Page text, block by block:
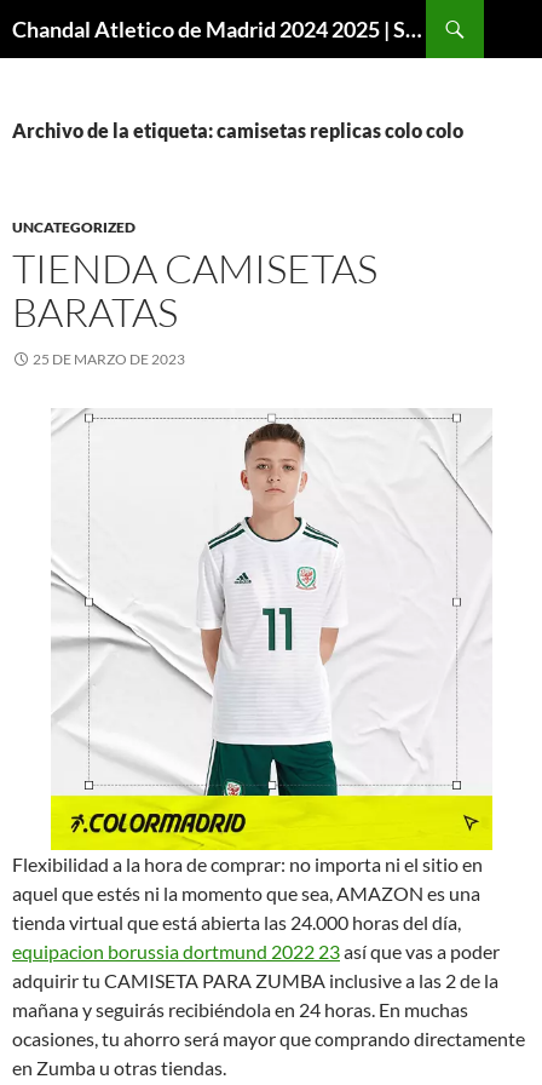
Chandal Atletico de Madrid 2024 2025 | SuperVigo
Archivo de la etiqueta: camisetas replicas colo colo
UNCATEGORIZED
TIENDA CAMISETAS
BARATAS
25 DE MARZO DE 2023
Flexibilidad a la hora de comprar: no importa ni el sitio en
aquel que estés ni la momento que sea, AMAZON es una
tienda virtual que está abierta las 24.000 horas del día,
equipacion borussia dortmund 2022 23así que vas a poder
adquirir tu CAMISETA PARA ZUMBA inclusive a las 2 de la
mañana y seguirás recibiéndola en 24 horas. En muchas
ocasiones, tu ahorro será mayor que comprando directamente
en Zumba u otras tiendas.